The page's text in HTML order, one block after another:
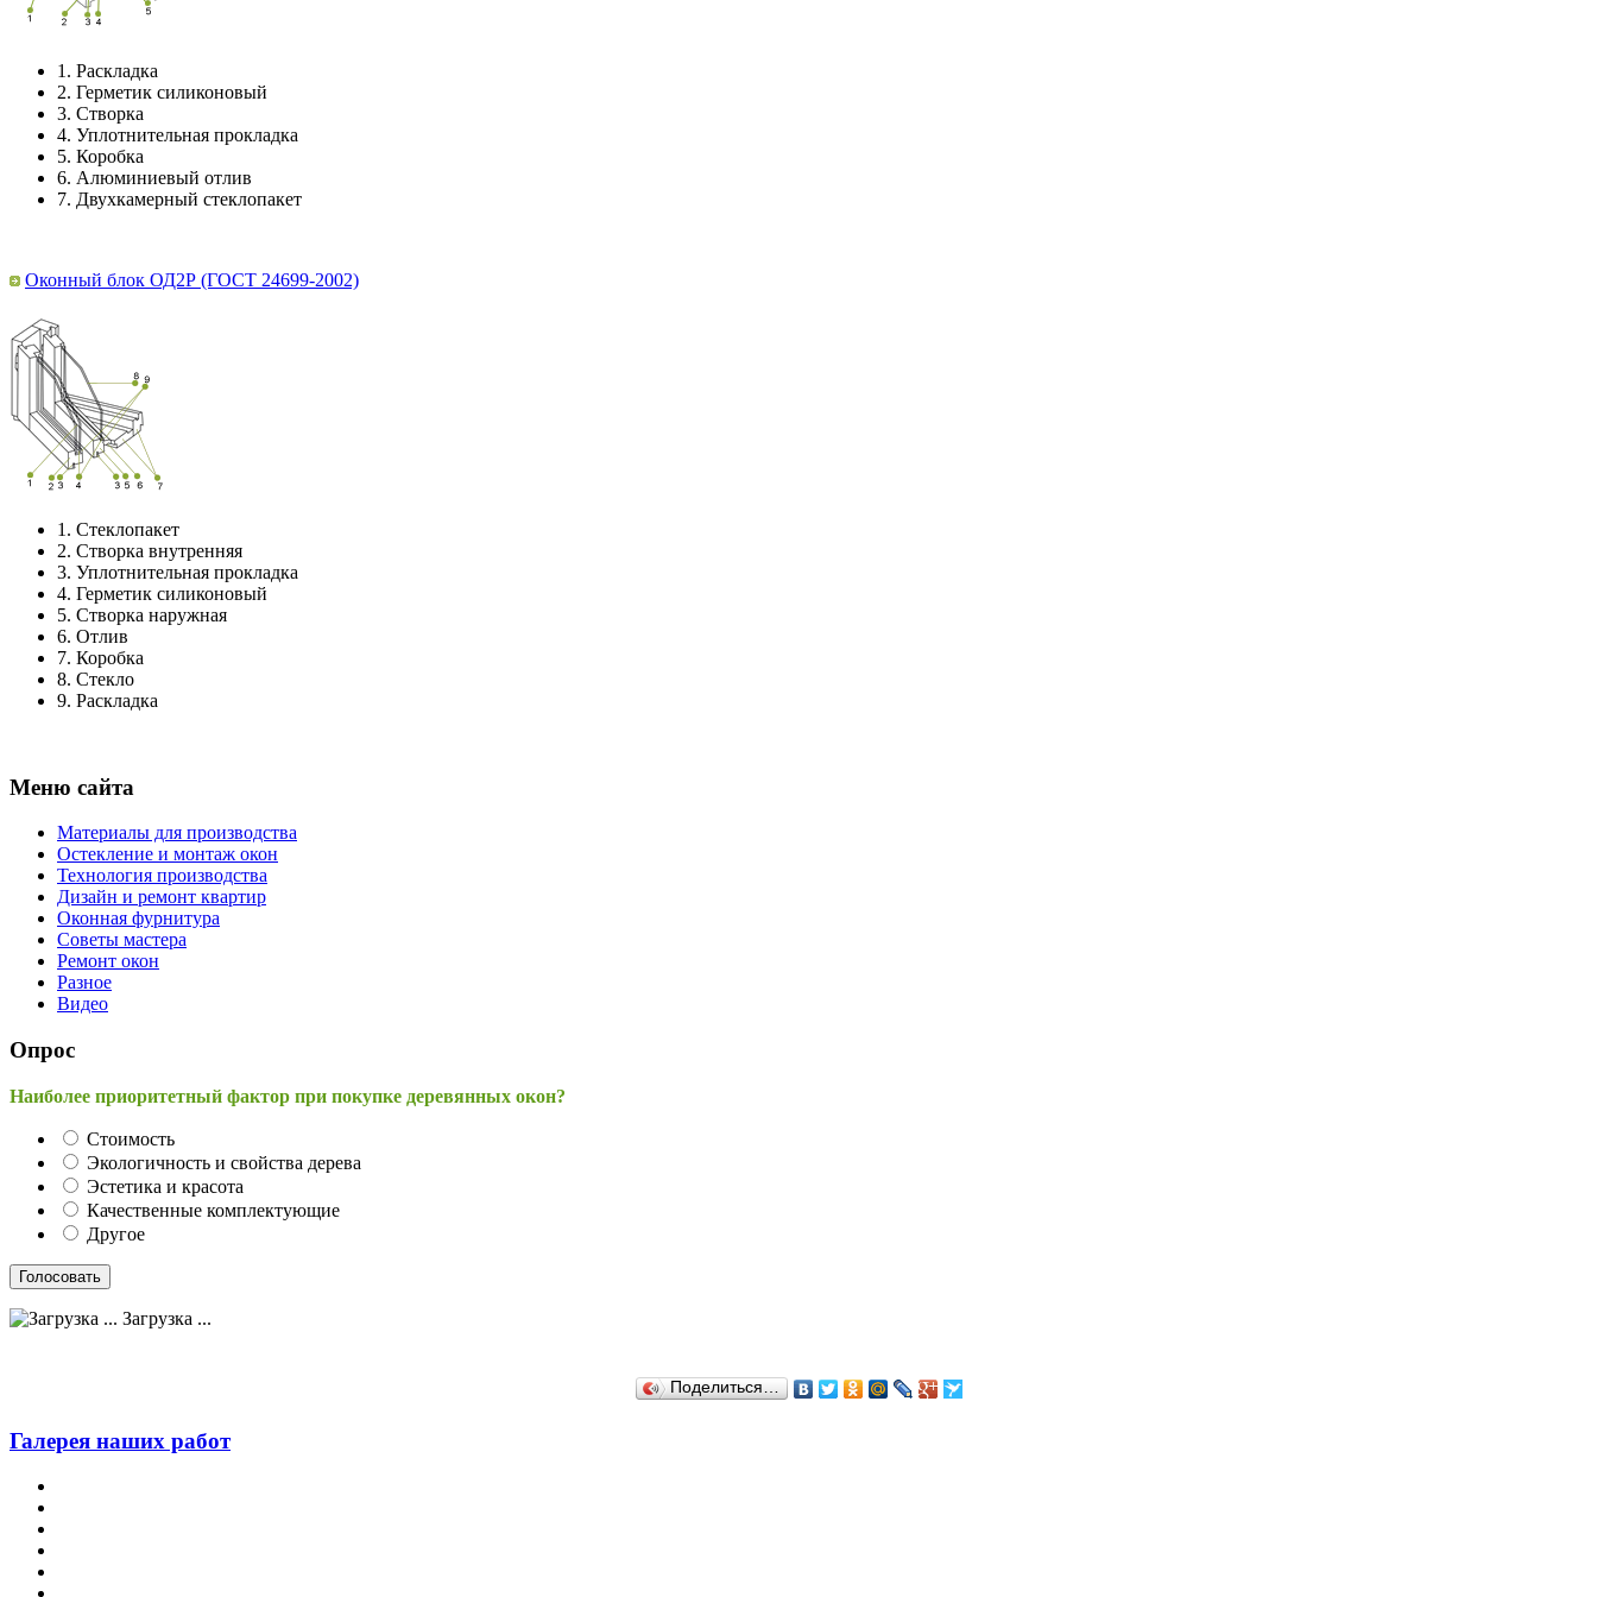
1. Раскладка
2. Герметик силиконовый
3. Створка
4. Уплотнительная прокладка
5. Коробка
6. Алюминиевый отлив
7. Двухкамерный стеклопакет
Оконный блок ОД2Р (ГОСТ 24699-2002)
1. Стеклопакет
2. Створка внутренняя
3. Уплотнительная прокладка
4. Герметик силиконовый
5. Створка наружная
6. Отлив
7. Коробка
8. Стекло
9. Раскладка
Меню сайта
Материалы для производства
Остекление и монтаж окон
Технология производства
Дизайн и ремонт квартир
Оконная фурнитура
Советы мастера
Ремонт окон
Разное
Видео
Опрос
Наиболее приоритетный фактор при покупке деревянных окон?
Стоимость
Экологичность и свойства дерева
Эстетика и красота
Качественные комплектующие
Другое
Загрузка ...
Поделиться…
Галерея наших работ